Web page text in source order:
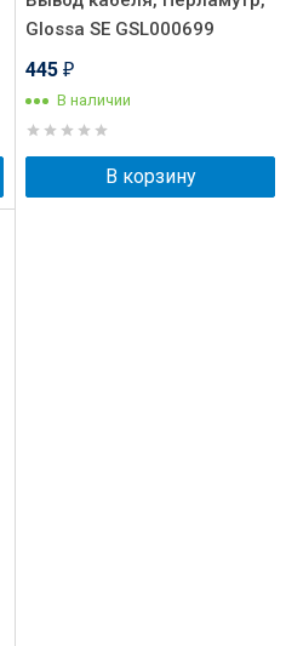
Glossa SE GSL000699
445 ₽
В наличии
В корзину